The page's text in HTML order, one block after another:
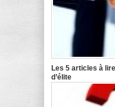
Les 5 articles à
d’élite